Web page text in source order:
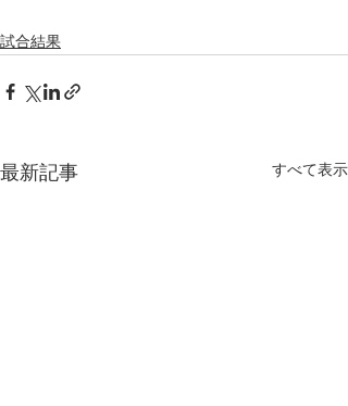
試合結果
最新記事 すべて表示